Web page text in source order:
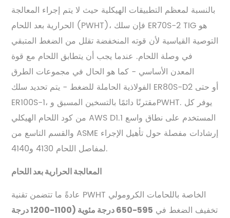
بالنسبة لمعظم التطبيقات الهيكلية حيث لا يتم إجراء المعالجة
الحرارية بعد اللحام (PWHT)، فإن سلك ER70S-2 TIG هو
التوصية القياسية لأن قوته المنخفضة تقلل من الضغط المتبقي
في وصلة اللحام. عندما يجب أن يتطابق اللحام مع قوة
المعدن الأساسي - كما هو الحال في مجموعات الطرق
الفولاذية الحاملة للضغط - يتم تحديد سلك ER80S-D2 أو حتى
ER100S-1، مقترنًا دائمًا بالتسخين المسبق وPWHT. يوفر كل
من كود اللحام الهيكلي AWS D1.1 المستخدم على نطاق واسع
والقسم التاسع من ASME إرشادات مفصلة حول تأهيل الإجراء
لمفاصل اللحام 4130 و4140.
المعالجة الحرارية بعد اللحام
عادةً ما تتضمن تقنية PWHT الخاصة باللحامات الكرومولي
تخفيف الضغط في
595-650 درجة مئوية (1100-1200 درجة